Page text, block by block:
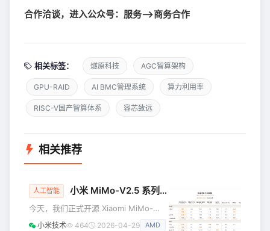
合作洽谈，进入公众号：服务—>商务合作
相关标签： 燧原科技 AGC智算架构
GPU-RAID AI BMC管理系统 算力利用率
RISC-V国产智算体系 容芯致远
相关推荐
人工智能 小米 MiMo-V2.5 系列开源 & Orbit 百万亿 Token 计划启动
今天，我们正式开源 Xiaomi MiMo-
V2.5 系列，采用 MIT 协议，支持商用
小米技术 464 2026-04-29
AMD